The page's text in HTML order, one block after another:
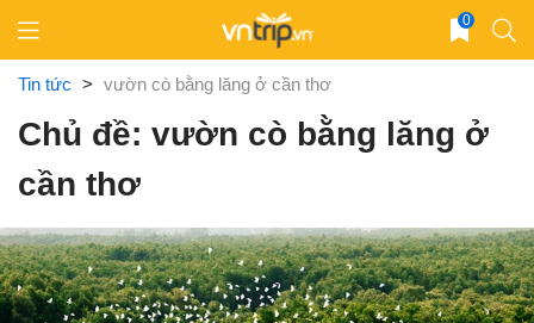
content
0
Tin tức > vườn cò bằng lăng ở cần thơ
Chủ đề: vườn cò bằng lăng ở
cần thơ